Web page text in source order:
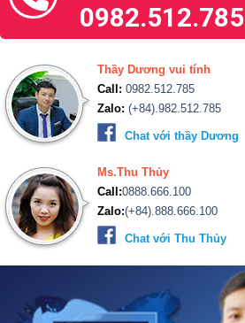
0982.512.785
Thầy Dương vui tính
Call: 0982.512.785
Zalo: (+84).982.512.785
Chat với thầy Dương
Ms.Thu Thủy
Call:0888.666.100
Zalo:(+84).888.666.100
Chat với Thu Thủy